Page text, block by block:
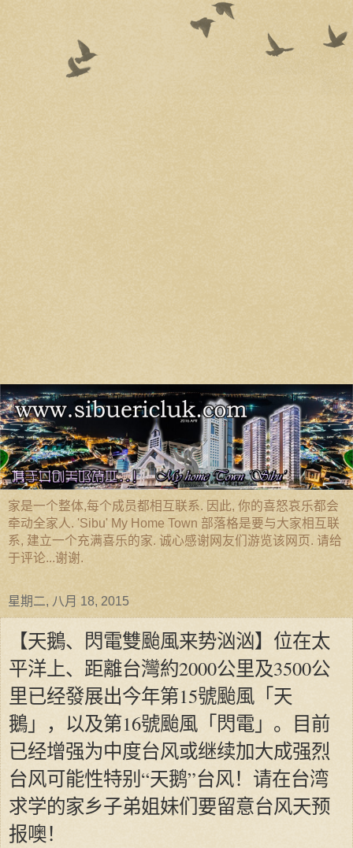
家是一个整体,每个成员都相互联系. 因此, 你的喜怒哀乐都会
牵动全家人. 'Sibu' My Home Town 部落格是要与大家相互联
系, 建立一个充满喜乐的家. 诚心感谢网友们游览该网页. 请给
于评论...谢谢.
星期二, 八月 18, 2015
【天鵝、閃電雙颱風来势汹汹】位在太
平洋上、距離台灣約2000公里及3500公
里已经發展出今年第15號颱風「天
鵝」，以及第16號颱風「閃電」。目前
已经增强为中度台风或继续加大成强烈
台风可能性特别“天鹅”台风！请在台湾
求学的家乡子弟姐妹们要留意台风天预
报噢！